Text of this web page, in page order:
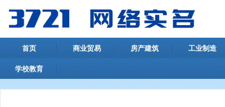
首页 商业贸易 房产建筑 工业制造
学校教育